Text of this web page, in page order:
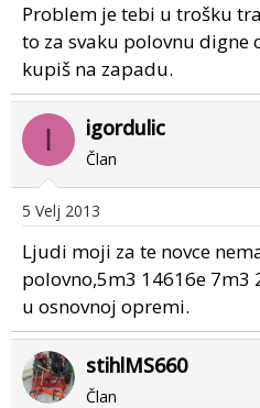
Problem je tebi u trošku
to za svaku polovnu digne
kupiš na zapadu.
I igordulic
Član
5 Velj 2013
Ljudi moji za te novce
polovno,5m3 14616e 7m3
u osnovnoj opremi.
stihlMS660
Član